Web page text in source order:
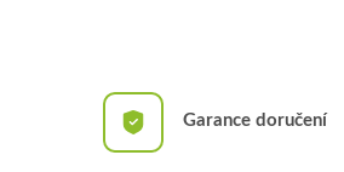
Garance doručení